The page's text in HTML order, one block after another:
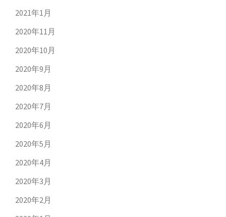
2021年1月
2020年11月
2020年10月
2020年9月
2020年8月
2020年7月
2020年6月
2020年5月
2020年4月
2020年3月
2020年2月